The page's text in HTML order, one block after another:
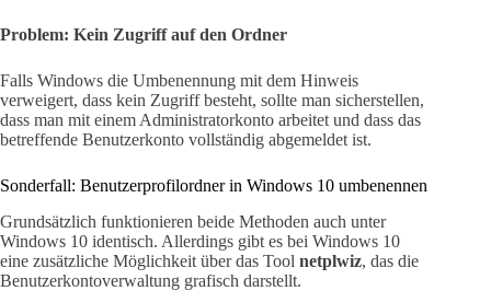
Problem: Kein Zugriff auf den Ordner
Falls Windows die Umbenennung mit dem Hinweis
verweigert, dass kein Zugriff besteht, sollte man sicherstellen,
dass man mit einem Administratorkonto arbeitet und dass das
betreffende Benutzerkonto vollständig abgemeldet ist.
Sonderfall: Benutzerprofilordner in Windows 10 umbenennen
Grundsätzlich funktionieren beide Methoden auch unter
Windows 10 identisch. Allerdings gibt es bei Windows 10
eine zusätzliche Möglichkeit über das Tool netplwiz, das die
Benutzerkontoverwaltung grafisch darstellt.